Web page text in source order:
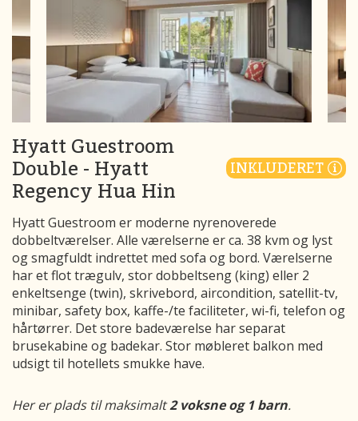
Hyatt Guestroom
Double - Hyatt
Regency Hua Hin
INKLUDERET
Hyatt Guestroom er moderne nyrenoverede
dobbeltværelser. Alle værelserne er ca. 38 kvm og lyst
og smagfuldt indrettet med sofa og bord. Værelserne
har et flot trægulv, stor dobbeltseng (king) eller 2
enkeltsenge (twin), skrivebord, aircondition, satellit-tv,
minibar, safety box, kaffe-/te faciliteter, wi-fi, telefon og
hårtørrer. Det store badeværelse har separat
brusekabine og badekar. Stor møbleret balkon med
udsigt til hotellets smukke have.
Her er plads til maksimalt2 voksne og 1 barn.